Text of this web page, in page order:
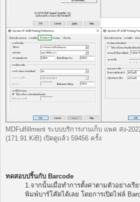
MDFulfillment ระบบบริการงานเก็บ แพค ส่ง-
(171.91 KiB) เปิดดูแล้ว 59456 ครั้ง
ทดสอบปริ้นกับ Barcode
1.จากนั้นเมื่อทำการตั้งค่าตามตัวอย่างเ
พิมพ์บาร์โค๊ดได้เลย โดยการเปิดไฟล์